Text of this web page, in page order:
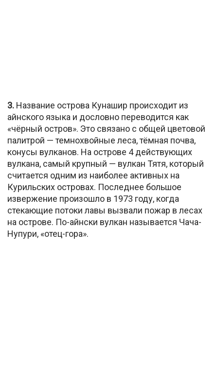
3. Название острова Кунашир происходит из
айнского языка и дословно переводится как
«чёрный остров». Это связано с общей цветовой
палитрой — темнохвойные леса, тёмная почва,
конусы вулканов. На острове 4 действующих
вулкана, самый крупный — вулкан Тятя, который
считается одним из наиболее активных на
Курильских островах. Последнее большое
извержение произошло в 1973 году, когда
стекающие потоки лавы вызвали пожар в лесах
на острове. По-айнски вулкан называется Чача-
Нупури, «отец-гора».